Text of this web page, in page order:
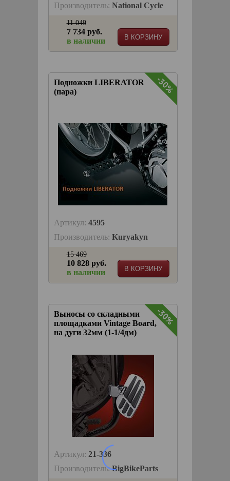
Производитель: National Cycle
В КОРЗИНУ
11 049
7 734 руб.
в наличии
Подножки LIBERATOR
(пара)
-30%
Артикул: 4595
Производитель: Kuryakyn
В КОРЗИНУ
15 469
10 828 руб.
в наличии
Выносы со складными
площадками Vintage Board,
на дуги 32мм (1-1/4дм)
-30%
Артикул: 21-336
Производитель:BigBikeParts